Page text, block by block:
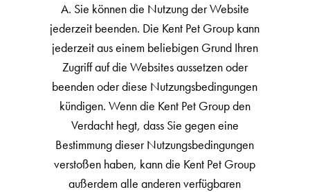
A. Sie können die Nutzung der Website
jederzeit beenden. Die Kent Pet Group kann
jederzeit aus einem beliebigen Grund Ihren
Zugriff auf die Websites aussetzen oder
beenden oder diese Nutzungsbedingungen
kündigen. Wenn die Kent Pet Group den
Verdacht hegt, dass Sie gegen eine
Bestimmung dieser Nutzungsbedingungen
verstoßen haben, kann die Kent Pet Group
außerdem alle anderen verfügbaren